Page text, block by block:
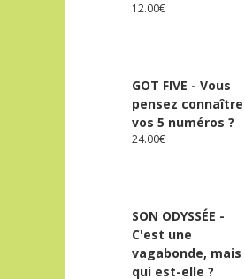
12.00€
GOT FIVE - Vous
pensez connaître
vos 5 numéros ?
24.00€
SON ODYSSÉE -
C'est une
vagabonde, mais
qui est-elle ?